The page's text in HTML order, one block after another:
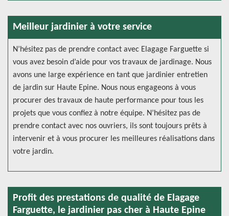
Meilleur jardinier à votre service
N’hésitez pas de prendre contact avec Elagage Farguette si
vous avez besoin d’aide pour vos travaux de jardinage. Nous
avons une large expérience en tant que jardinier entretien
de jardin sur Haute Epine. Nous nous engageons à vous
procurer des travaux de haute performance pour tous les
projets que vous confiez à notre équipe. N’hésitez pas de
prendre contact avec nos ouvriers, ils sont toujours prêts à
intervenir et à vous procurer les meilleures réalisations dans
votre jardin.
Profit des prestations de qualité de Elagage
Farguette, le jardinier pas cher à Haute Epine